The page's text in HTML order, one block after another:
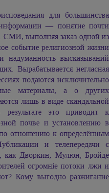
для большинства
— понятие почти
СМИ, выполняя заказ одной из
событие религиозной жизни
надуманность высказываний
Вырабатывается негласная
подаются исключительно
материалы, а о других
лишь в виде скандальной
это приводит к
почве и установлению в
отношению к определённым
и телепередачи с
как Дворкин, Мулюн, Бройде
огромніе потоки лжи и
Кому выгодно разжигание